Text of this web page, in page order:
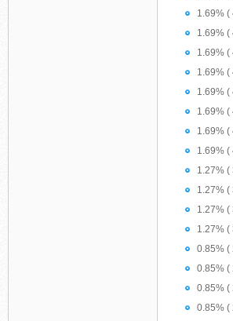
1.69% (
1.69% (
1.69% (
1.69% (
1.69% (
1.69% (
1.69% (
1.69% (
1.27% (
1.27% (
1.27% (
1.27% (
0.85% (
0.85% (
0.85% (
0.85% (